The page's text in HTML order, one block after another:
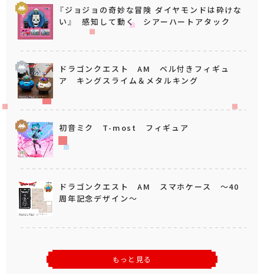
『ジョジョの奇妙な冒険 ダイヤモンドは砕けな
い』 感知して動く シアーハートアタック
ドラゴンクエスト AM ベル付きフィギュ
ア キングスライム＆メタルキング
初音ミク T-most フィギュア
ドラゴンクエスト AM スマホケース ～40
周年記念デザイン～
もっと見る